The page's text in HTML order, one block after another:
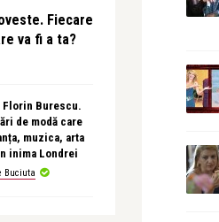
Fiecare
va fi a ta?
Florin Burescu.
de modă care
muzica, arta
inima Londrei
Buciuta